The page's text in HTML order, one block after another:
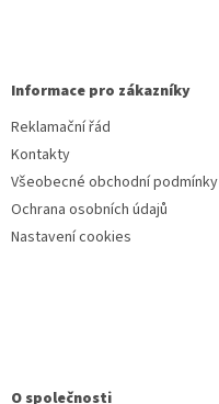
Informace pro zákazníky
Reklamační řád
Kontakty
Všeobecné obchodní podmínky
Ochrana osobních údajů
Nastavení cookies
O společnosti